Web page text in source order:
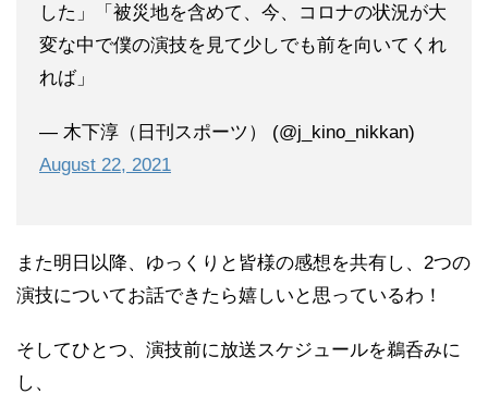
した」「被災地を含めて、今、コロナの状況が大
変な中で僕の演技を見て少しでも前を向いてくれ
れば」
— 木下淳（日刊スポーツ） (@j_kino_nikkan)
August 22, 2021
また明日以降、ゆっくりと皆様の感想を共有し、2つの
演技についてお話できたら嬉しいと思っているわ！
そしてひとつ、演技前に放送スケジュールを鵜呑みに
し、